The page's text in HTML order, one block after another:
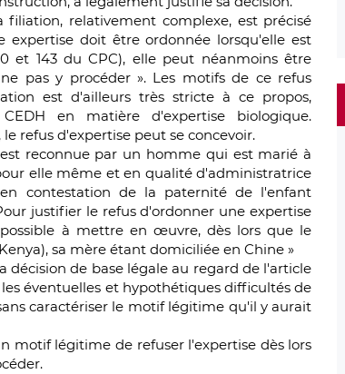
relativement complexe, est précisé
expertise doit être ordonnée lorsqu'elle est
et 143 du CPC), elle peut néanmoins être
pas y procéder ». Les motifs de ce refus
est d'ailleurs très stricte à ce propos,
en matière d'expertise biologique.
refus d'expertise peut se concevoir.
reconnue par un homme qui est marié à
elle même et en qualité d'administratrice
contestation de la paternité de l'enfant
justifier le refus d'ordonner une expertise
à mettre en œuvre, dès lors que le
sa mère étant domiciliée en Chine »
décision de base légale au regard de l'article
éventuelles et hypothétiques difficultés de
caractériser le motif légitime qu'il y aurait
motif légitime de refuser l'expertise dès lors